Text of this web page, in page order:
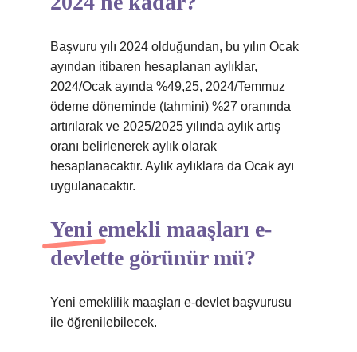
Başvuru yılı 2024 olduğundan, bu yılın Ocak
ayından itibaren hesaplanan aylıklar,
2024/Ocak ayında %49,25, 2024/Temmuz
ödeme döneminde (tahmini) %27 oranında
artırılarak ve 2025/2025 yılında aylık artış
oranı belirlenerek aylık olarak
hesaplanacaktır. Aylık aylıklara da Ocak ayı
uygulanacaktır.
Yeni emekli maaşları e-
devlette görünür mü?
Yeni emeklilik maaşları e-devlet başvurusu
ile öğrenilebilecek.